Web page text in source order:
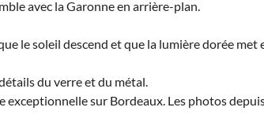
avec la Garonne en arrière-plan.
le soleil descend et que la lumière dorée met
du verre et du métal.
sur Bordeaux. Les photos